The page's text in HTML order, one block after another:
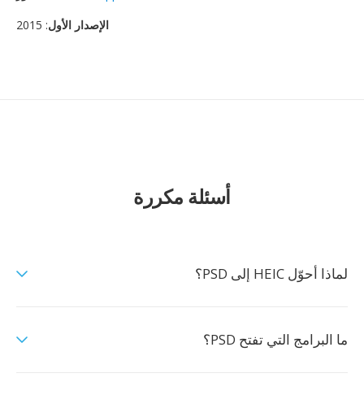
الإصدار الأول: 2015
أسئلة مكررة
لماذا أحوّل HEIC إلى PSD؟
ما البرامج التي تفتح PSD؟